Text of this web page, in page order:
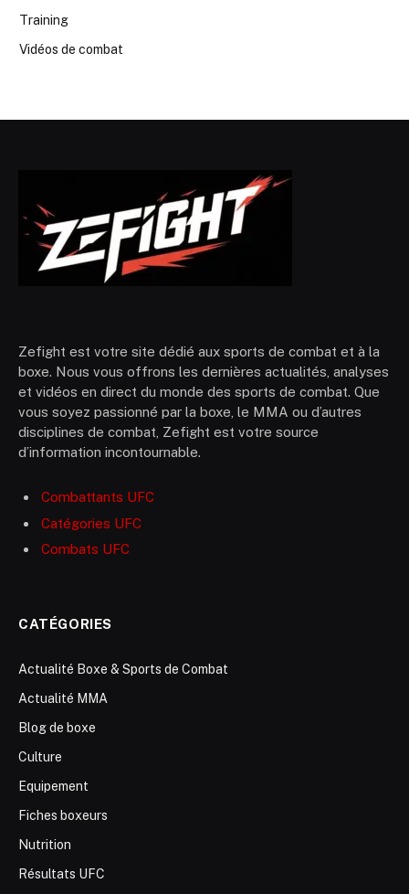
Training
Vidéos de combat
Zefight est votre site dédié aux sports de combat et à la
boxe. Nous vous offrons les dernières actualités, analyses
et vidéos en direct du monde des sports de combat. Que
vous soyez passionné par la boxe, le MMA ou d’autres
disciplines de combat, Zefight est votre source
d’information incontournable.
Combattants UFC
Catégories UFC
Combats UFC
CATÉGORIES
Actualité Boxe & Sports de Combat
Actualité MMA
Blog de boxe
Culture
Equipement
Fiches boxeurs
Nutrition
Résultats UFC